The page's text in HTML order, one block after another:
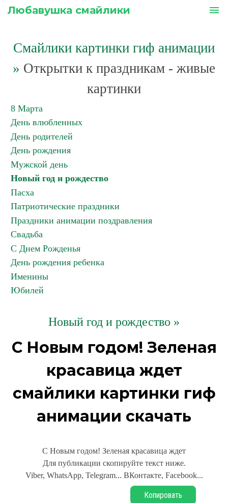
Любавушка смайлики menu
Смайлики картинки гиф анимации
» Открытки к праздникам - живые
картинки
8 Марта
День влюбленных
День родителей
День рождения
Мужской день
Новый год и рождество
Пасха
Патриотические праздники
Праздники анимации поздравления
Свадьба
С Днем Рожденья
День рождения ребенка
Именины
Юбилей
Новый год и рождество »
С Новым годом! Зеленая
красавица ждет
смайлики картинки гиф
анимации скачать
С Новым годом! Зеленая красавица ждет
Для публикации скопируйте текст ниже.
Viber, WhatsApp, Telegram... ВКонтакте, Facebook...
Копировать